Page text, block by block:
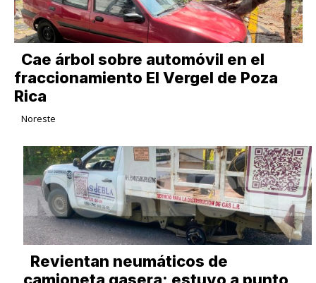
Cae árbol sobre automóvil en el
fraccionamiento El Vergel de Poza
Rica
Noreste
Revientan neumáticos de